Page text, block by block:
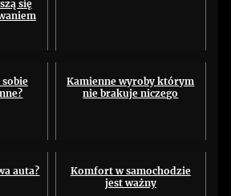
się
Kamienne wyroby którym
nie brakuje niczego
auta?
Komfort w samochodzie
jest ważny